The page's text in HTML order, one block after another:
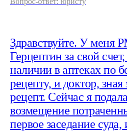
Здравствуйте. У меня
Герцептин за свой
наличии в аптеках по
рецепту, и доктор,
рецепт. Сейчас я
возмещение
первое заседание суда,